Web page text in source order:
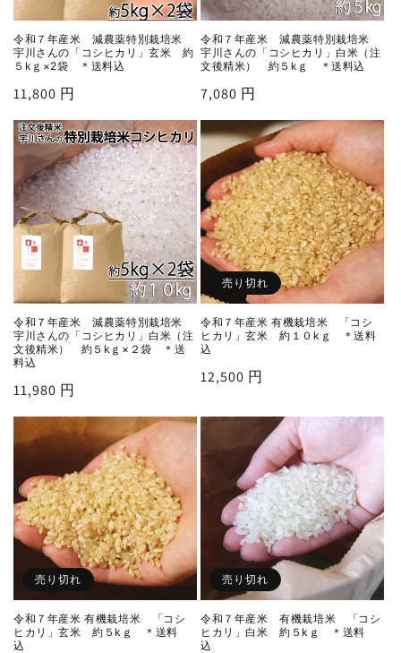
令和７年産米 減農薬特別栽培米
宇川さんの「コシヒカリ」玄米 約
５kｇ×2袋 ＊送料込
通
価
格
11,800 円
令和７年産米 減農薬特別栽培米
宇川さんの「コシヒカリ」白米（注
文後精米） 約５kｇ ＊送料込
通
価
格
7,080 円
令和７年産米 減農薬特別栽培米
宇川さんの「コシヒカリ」白米（注
文後精米） 約５kｇ×２袋 ＊送
料込
通
格
11,980 円
売り切れ
令和７年産米 有機栽培米 「コシ
ヒカリ」玄米 約１０kｇ ＊送料
込
通
価
12,500 円
売り切れ
令和７年産米 有機栽培米 「コシ
ヒカリ」玄米 約５kｇ ＊送料
込
売り切れ
令和７年産米 有機栽培米 「コシ
ヒカリ」白米 約５kｇ ＊送料
込